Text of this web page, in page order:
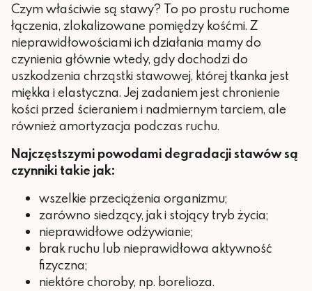
Czym właściwie są stawy? To po prostu ruchome
łączenia, zlokalizowane pomiędzy kośćmi. Z
nieprawidłowościami ich działania mamy do
czynienia głównie wtedy, gdy dochodzi do
uszkodzenia chrząstki stawowej, której tkanka jest
miękka i elastyczna. Jej zadaniem jest chronienie
kości przed ścieraniem i nadmiernym tarciem, ale
również amortyzacja podczas ruchu.
Najczęstszymi powodami degradacji stawów są
czynniki takie jak:
wszelkie przeciążenia organizmu;
zarówno siedzący, jak i stojący tryb życia;
nieprawidłowe odżywianie;
brak ruchu lub nieprawidłowa aktywność
fizyczna;
niektóre choroby, np. borelioza.